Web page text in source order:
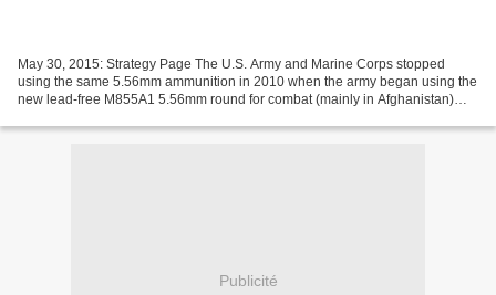
May 30, 2015: Strategy Page The U.S. Army and Marine Corps stopped
using the same 5.56mm ammunition in 2010 when the army began using the
new lead-free M855A1 5.56mm round for combat (mainly in Afghanistan)
Publicité